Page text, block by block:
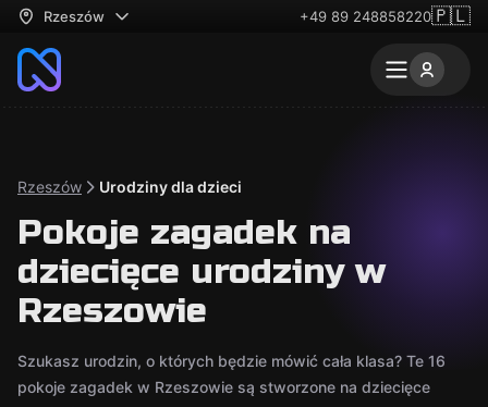
Rzeszów +49 89 248858220🇵🇱
Rzeszów Urodziny dla dzieci
Pokoje zagadek na
dziecięce urodziny w
Rzeszowie
Szukasz urodzin, o których będzie mówić cała klasa? Te 16
pokoje zagadek w Rzeszowie są stworzone na dziecięce